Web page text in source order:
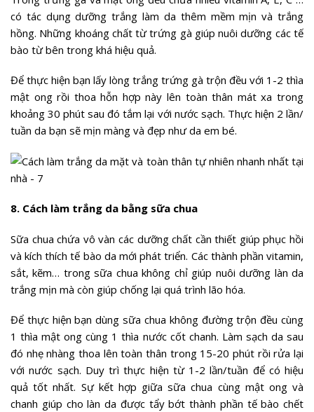
có tác dụng dưỡng trắng làm da thêm mềm mịn và trắng
hồng. Những khoáng chất từ trứng gà giúp nuôi dưỡng các tế
bào từ bên trong khá hiệu quả.
Để thực hiện bạn lấy lòng trắng trứng gà trộn đều với 1-2 thìa
mật ong rồi thoa hỗn hợp này lên toàn thân mát xa trong
khoảng 30 phút sau đó tắm lại với nước sạch. Thực hiện 2 lần/
tuần da bạn sẽ mịn màng và đẹp như da em bé.
8. Cách làm trắng da bằng sữa chua
Sữa chua chứa vô vàn các dưỡng chất cần thiết giúp phục hồi
và kích thích tế bào da mới phát triển. Các thành phần vitamin,
sắt, kẽm… trong sữa chua không chỉ giúp nuôi dưỡng làn da
trắng mịn mà còn giúp chống lại quá trình lão hóa.
Để thực hiện bạn dùng sữa chua không đường trộn đều cùng
1 thìa mật ong cùng 1 thìa nước cốt chanh. Làm sạch da sau
đó nhẹ nhàng thoa lên toàn thân trong 15-20 phút rồi rửa lại
với nước sạch. Duy trì thực hiện từ 1-2 lần/tuần để có hiệu
quả tốt nhất. Sự kết hợp giữa sữa chua cùng mật ong và
chanh giúp cho làn da được tẩy bớt thành phần tế bào chết